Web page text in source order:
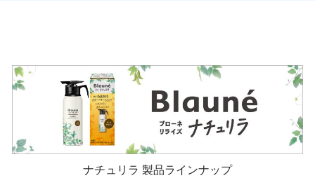
ナチュリラ 製品ラインナップ